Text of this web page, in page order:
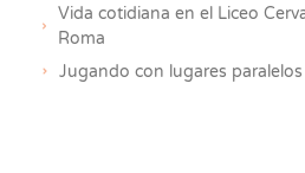
Vida cotidiana en el Liceo
Roma
Jugando con lugares paralelos